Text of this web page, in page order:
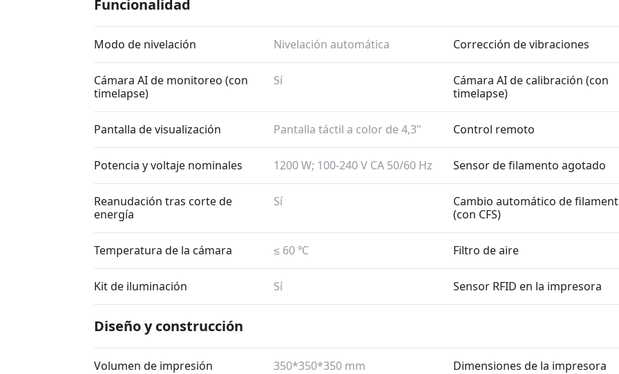
Funcionalidad
Modo de nivelación Nivelación automática Corrección de vibraciones
Cámara AI de monitoreo (con
timelapse)
Sí
Cámara AI de calibración (con
timelapse)
Pantalla de visualización Pantalla táctil a color de 4,3" Control remoto
Potencia y voltaje nominales 1200 W; 100-240 V CA 50/​60 Hz Sensor de filamento agotado
Reanudación tras corte de
energía
Sí
Cambio automático de
(con CFS)
Temperatura de la cámara ≤ 60 ℃ Filtro de aire
Kit de iluminación Sí Sensor RFID en la impresora
Diseño y construcción
Volumen de impresión 350*350*350 mm Dimensiones de la impresora